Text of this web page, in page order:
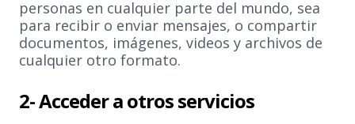
personas en cualquier parte del mundo, sea
para recibir o enviar mensajes, o compartir
documentos, imágenes, videos y archivos de
cualquier otro formato.
2- Acceder a otros servicios